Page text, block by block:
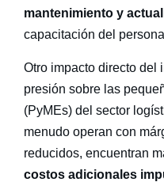
mantenimiento y
capacitación del
Otro impacto directo del
presión sobre las
(PyMEs) del sector
menudo operan con
reducidos, encuentran
costos adicionales